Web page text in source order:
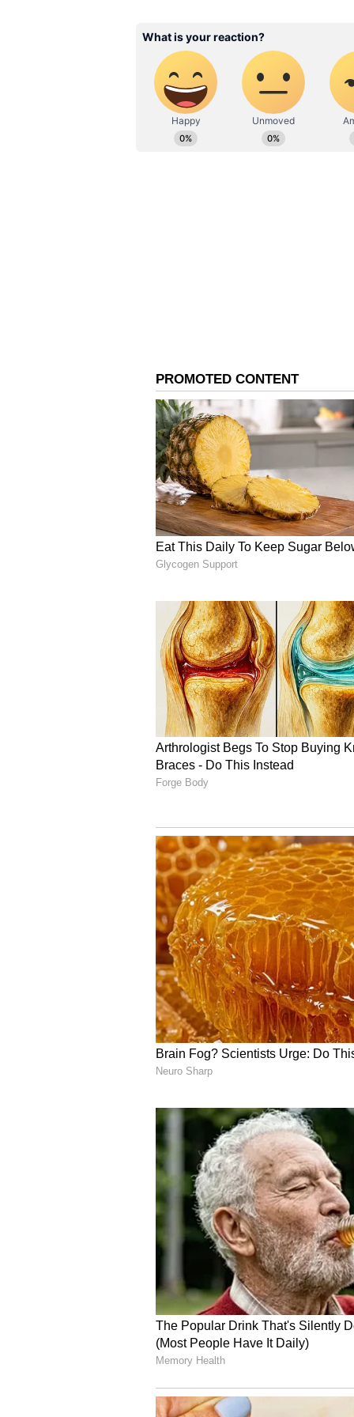
పొరపాటున ‘రాష్ట్రపత్ని’ అన్నాను..
అయితే తాను పొరపాటుగా రాష్ట్రపత్ని అని
లేదని చెప్పారు. ‘‘క్షమాపణ చెప్పే ప్రశ్నే
దాని కోసం నన్ను ఉరితీయాలనుకుంటే..
పెద్దగా చేయాలని చూస్తుంది’’ అని
అసలేం ఏం జరిగిందంటే..
సోషల్ మీడియాలో పోస్టు చేయబడిన ఒక
మాట్లాడటం వినిపిస్తోంది. ‘‘భారతదేశపు
ఎంపీలు మళ్లీ గురువారం రాష్ట్రపతి